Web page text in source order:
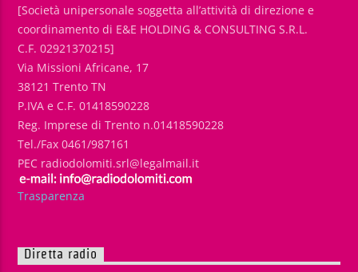
[Società unipersonale soggetta all’attività di direzione e
coordinamento di E&E HOLDING & CONSULTING S.R.L.
C.F. 02921370215]
Via Missioni Africane, 17
38121 Trento TN
P.IVA e C.F. 01418590228
Reg. Imprese di Trento n.01418590228
Tel./Fax 0461/987161
PEC radiodolomiti.srl@legalmail.it
Trasparenza
Diretta radio